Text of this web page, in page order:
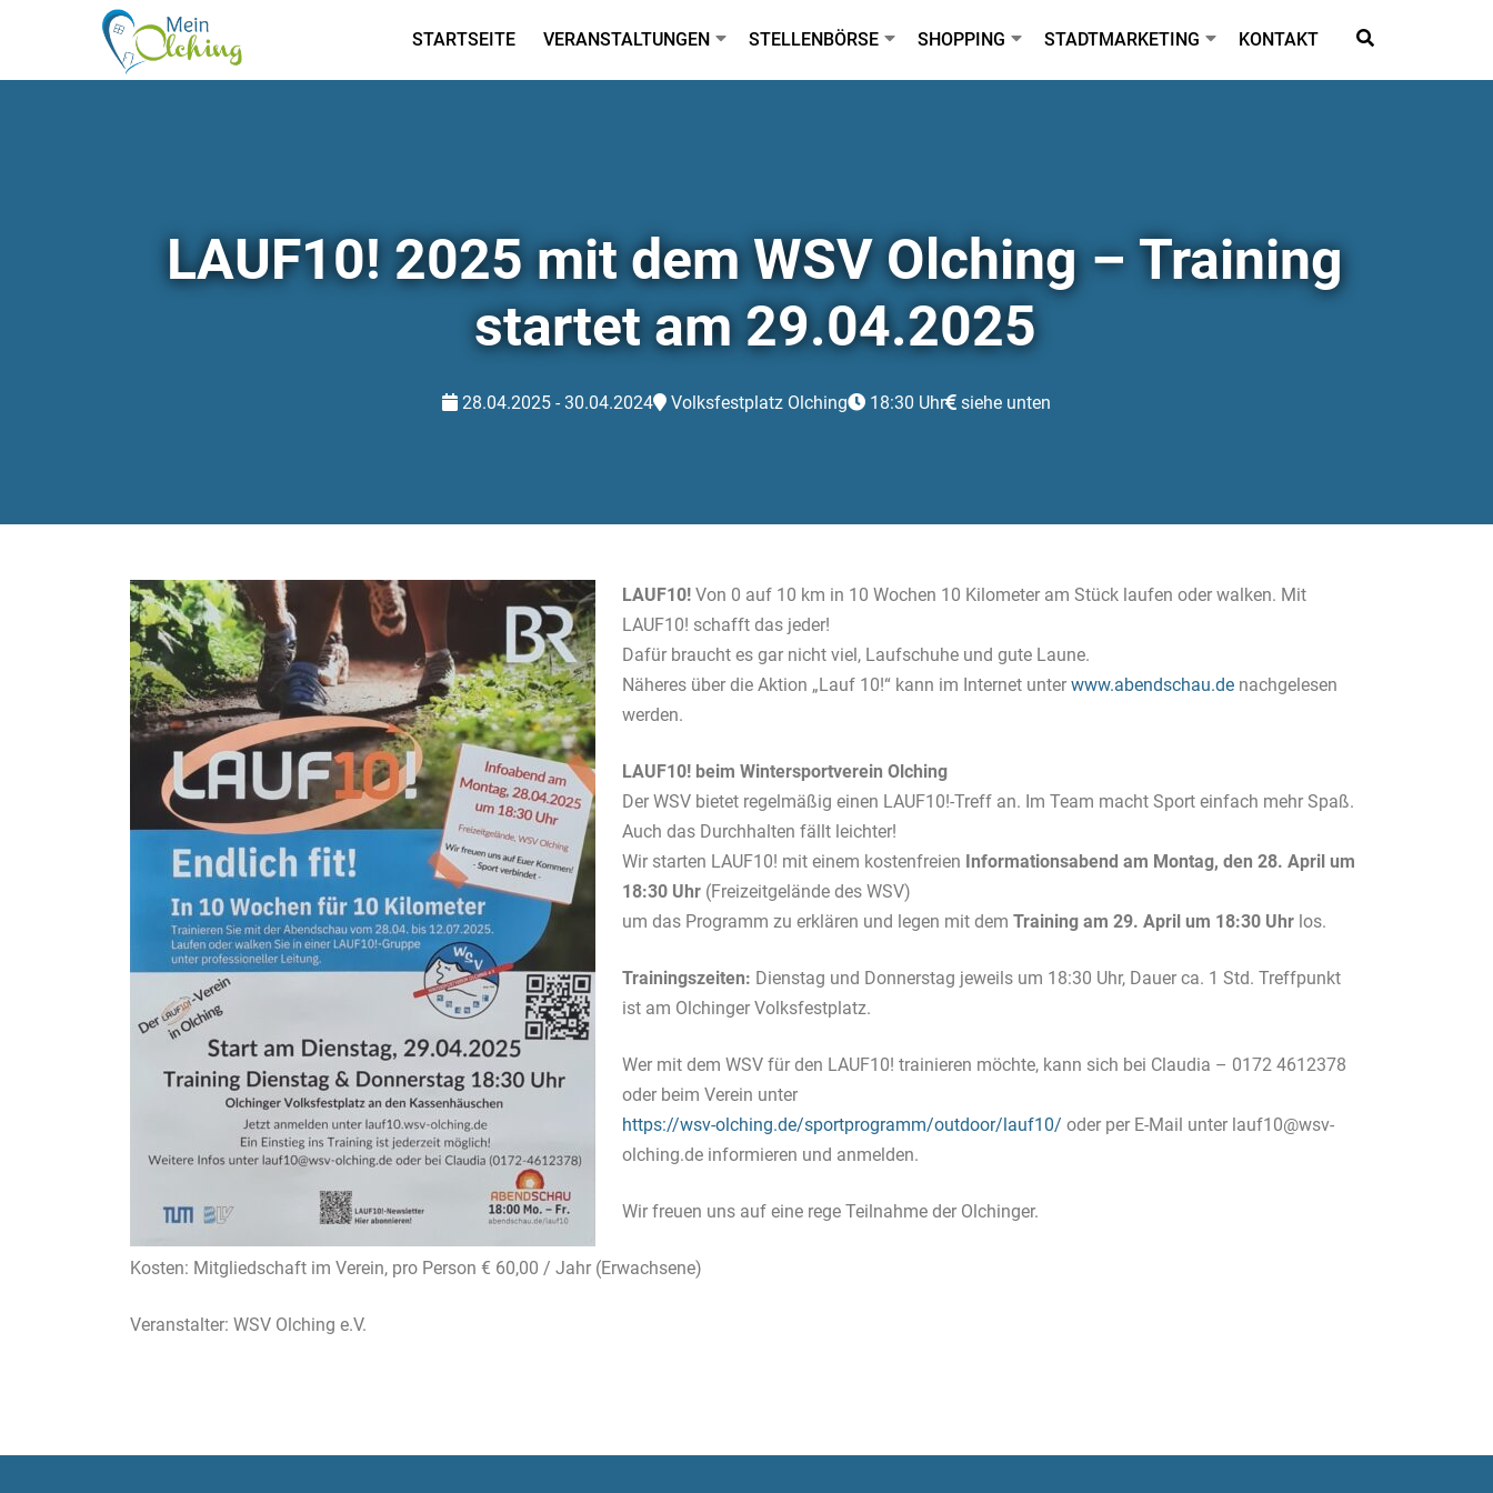
STARTSEITE VERANSTALTUNGEN STELLENBÖRSE SHOPPING STADTMARKETING KONTAKT
LAUF10! 2025 mit dem WSV Olching – Training
startet am 29.04.2025
28.04.2025 - 30.04.2024 Volksfestplatz Olching 18:30 Uhr siehe unten
LAUF10! Von 0 auf 10 km in 10 Wochen 10 Kilometer am Stück laufen oder walken. Mit
LAUF10! schafft das jeder!
Dafür braucht es gar nicht viel, Laufschuhe und gute Laune.
Näheres über die Aktion „Lauf 10!“ kann im Internet unter www.abendschau.de nachgelesen
werden.
LAUF10! beim Wintersportverein Olching
Der WSV bietet regelmäßig einen LAUF10!-Treff an. Im Team macht Sport einfach mehr Spaß.
Auch das Durchhalten fällt leichter!
Wir starten LAUF10! mit einem kostenfreien Informationsabend am Montag, den 28. April um
18:30 Uhr (Freizeitgelände des WSV)
um das Programm zu erklären und legen mit dem Training am 29. April um 18:30 Uhr los.
Trainingszeiten: Dienstag und Donnerstag jeweils um 18:30 Uhr, Dauer ca. 1 Std. Treffpunkt
ist am Olchinger Volksfestplatz.
Wer mit dem WSV für den LAUF10! trainieren möchte, kann sich bei Claudia – 0172 4612378
oder beim Verein unter
https://wsv-olching.de/sportprogramm/outdoor/lauf10/ oder per E-Mail unter lauf10@wsv-
olching.de informieren und anmelden.
Wir freuen uns auf eine rege Teilnahme der Olchinger.
Kosten: Mitgliedschaft im Verein, pro Person € 60,00 / Jahr (Erwachsene)
Veranstalter: WSV Olching e.V.